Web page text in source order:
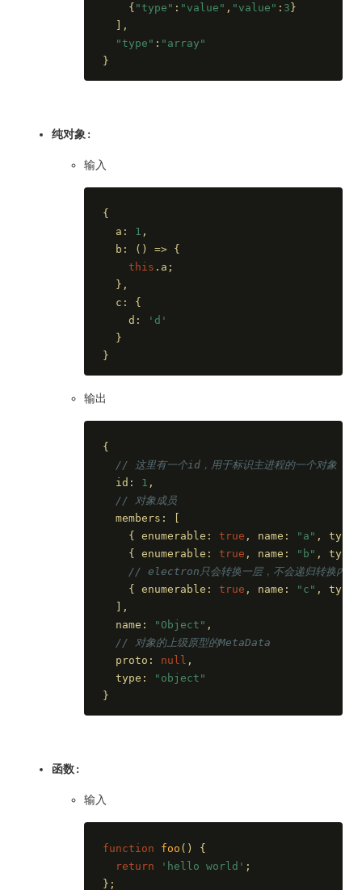
    {
"type" : "value" , "value" : 3}
  ],
"type" : "array"
}
纯对象 :
输入
{
  a:
1 ,
  b:
() => {
this .a;
  },
  c: {
    d:
'd'
  }
}
输出
{
// 这里有一个id，用于标识主进程的一个对象
  id:
1 ,
// 对象成员
  members: [
    {
enumerable : true , name : "a" , type
    {
enumerable : true , name : "b" , type
// electron只会转换一层，不会递归转换内嵌
    {
enumerable : true , name : "c" , type
  ],
  name:
"Object" ,
// 对象的上级原型的MetaData
  proto:
null ,
  type:
"object"
}
函数:
输入
function foo ( ) {
return
'hello world' ;
};